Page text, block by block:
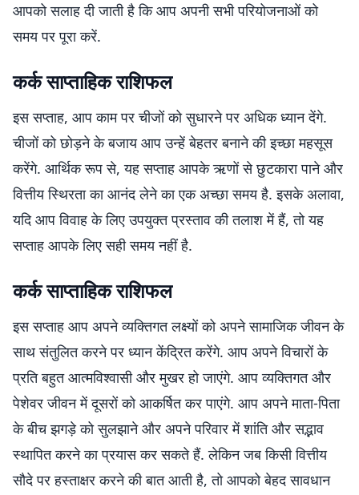
आपको सलाह दी जाती है कि आप अपनी सभी परियोजनाओं को
समय पर पूरा करें.
कर्क साप्ताहिक राशिफल
इस सप्ताह, आप काम पर चीजों को सुधारने पर अधिक ध्यान देंगे.
चीजों को छोड़ने के बजाय आप उन्हें बेहतर बनाने की इच्छा महसूस
करेंगे. आर्थिक रूप से, यह सप्ताह आपके ऋणों से छुटकारा पाने और
वित्तीय स्थिरता का आनंद लेने का एक अच्छा समय है. इसके अलावा,
यदि आप विवाह के लिए उपयुक्त प्रस्ताव की तलाश में हैं, तो यह
सप्ताह आपके लिए सही समय नहीं है.
कर्क साप्ताहिक राशिफल
इस सप्ताह आप अपने व्यक्तिगत लक्ष्यों को अपने सामाजिक जीवन के
साथ संतुलित करने पर ध्यान केंद्रित करेंगे. आप अपने विचारों के
प्रति बहुत आत्मविश्वासी और मुखर हो जाएंगे. आप व्यक्तिगत और
पेशेवर जीवन में दूसरों को आकर्षित कर पाएंगे. आप अपने माता-पिता
के बीच झगड़े को सुलझाने और अपने परिवार में शांति और सद्भाव
स्थापित करने का प्रयास कर सकते हैं. लेकिन जब किसी वित्तीय
सौदे पर हस्ताक्षर करने की बात आती है, तो आपको बेहद सावधान